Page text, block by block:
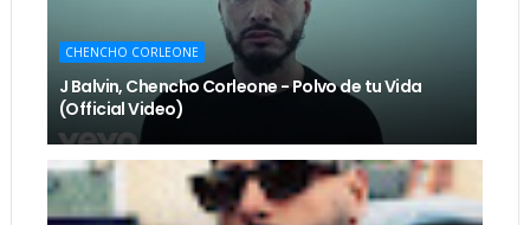
CHENCHO CORLEONE
J Balvin, Chencho Corleone - Polvo de tu Vida
(Official Video)